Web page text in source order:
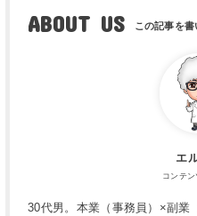
ABOUT US
エ
コンテ
30代男。本業（事務員）×副業